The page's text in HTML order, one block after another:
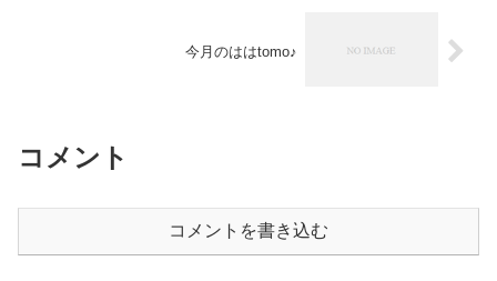
今月のははtomo♪
コメント
コメントを書き込む